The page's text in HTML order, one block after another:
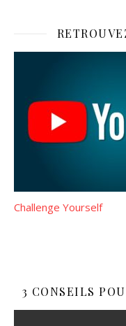
Challenge Yourself
3 CONSEILS